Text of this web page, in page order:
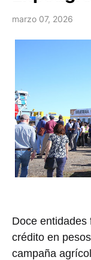
marzo 07, 2026
Doce
crédito en
campaña